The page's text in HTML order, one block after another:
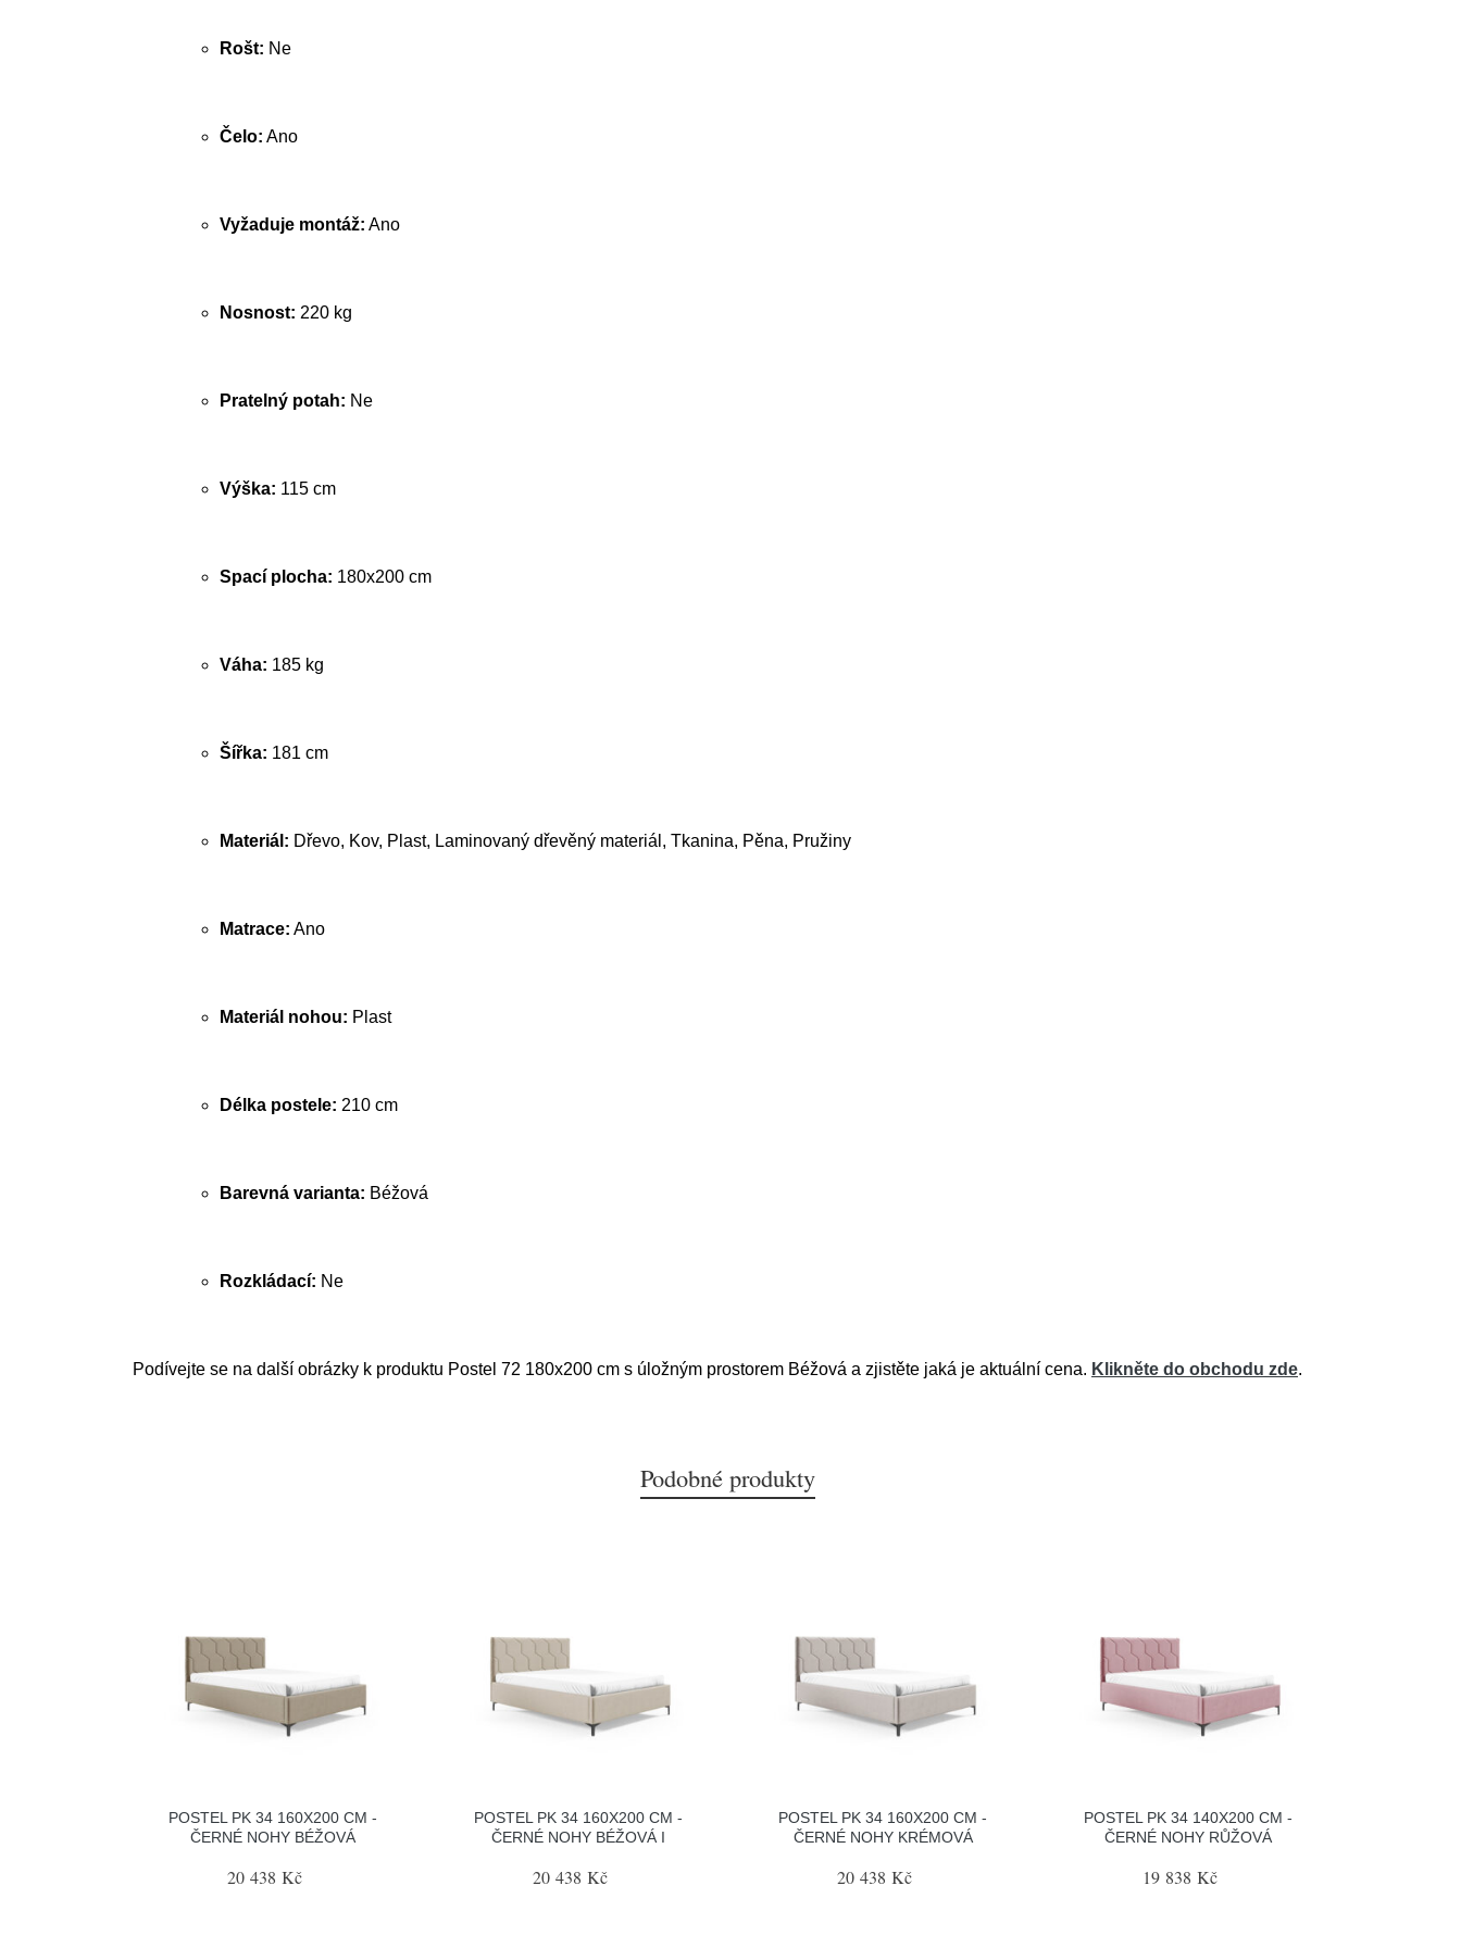
Rošt: Ne
Čelo: Ano
Vyžaduje montáž: Ano
Nosnost: 220 kg
Pratelný potah: Ne
Výška: 115 cm
Spací plocha: 180x200 cm
Váha: 185 kg
Šířka: 181 cm
Materiál: Dřevo, Kov, Plast, Laminovaný dřevěný materiál, Tkanina, Pěna, Pružiny
Matrace: Ano
Materiál nohou: Plast
Délka postele: 210 cm
Barevná varianta: Béžová
Rozkládací: Ne
Podívejte se na další obrázky k produktu Postel 72 180x200 cm s úložným prostorem Béžová a zjistěte jaká je aktuální cena. Klikněte do obchodu zde.
Podobné produkty
POSTEL PK 34 160X200 CM -
ČERNÉ NOHY BÉŽOVÁ
20 438 Kč
POSTEL PK 34 160X200 CM -
ČERNÉ NOHY BÉŽOVÁ I
20 438 Kč
POSTEL PK 34 160X200 CM -
ČERNÉ NOHY KRÉMOVÁ
20 438 Kč
POSTEL PK 34 140X200 CM -
ČERNÉ NOHY RŮŽOVÁ
19 838 Kč